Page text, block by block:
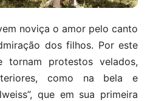
noviça o amor pelo canto
dos filhos. Por este
tornam protestos velados,
como na bela e
que em sua primeira